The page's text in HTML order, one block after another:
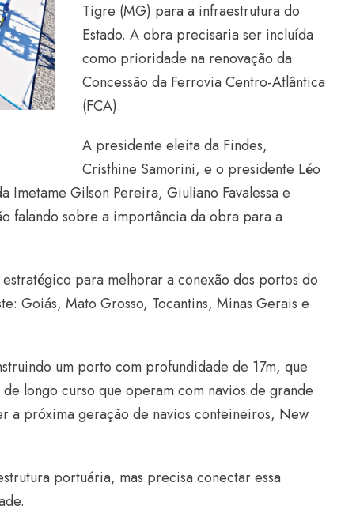
Tigre (MG) para a infraestrutura do
Estado. A obra precisaria ser incluída
como prioridade na renovação da
Concessão da Ferrovia Centro-Atlântica
(FCA).
A presidente eleita da Findes,
Cristhine Samorini, e o presidente Léo
Gilson Pereira, Giuliano Favalessa e
falando sobre a importância da obra para a
para melhorar a conexão dos portos do
Goiás, Mato Grosso, Tocantins, Minas Gerais e
um porto com profundidade de 17m, que
longo curso que operam com navios de grande
a próxima geração de navios conteineiros, New
portuária, mas precisa conectar essa